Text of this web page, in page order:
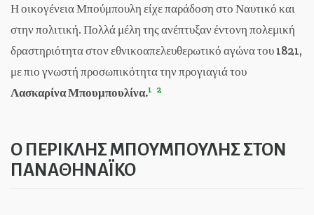
Η οικογένεια Μπούμπουλη είχε παράδοση στο Ναυτικό και
στην πολιτική. Πολλά μέλη της ανέπτυξαν έντονη πολεμική
δραστηριότητα στον εθνικοαπελευθερωτικό αγώνα του 1821,
με πιο γνωστή προσωπικότητα την προγιαγιά του
Λασκαρίνα Μπουμπουλίνα.1 2
Ο ΠΕΡΙΚΛΗΣ ΜΠΟΥΜΠΟΥΛΗΣ ΣΤΟΝ
ΠΑΝΑΘΗΝΑΪΚΟ